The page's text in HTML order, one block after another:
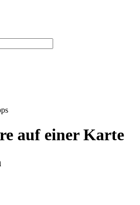
auf einer Karte